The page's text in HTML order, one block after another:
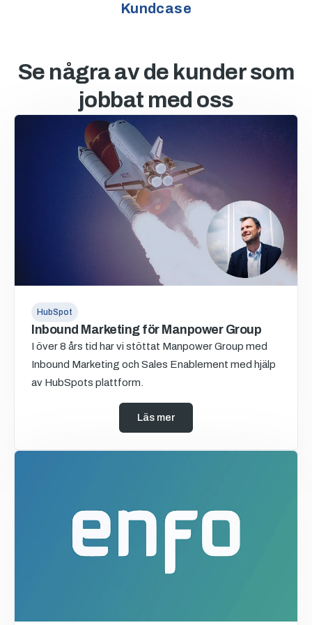
Kundcase
Se några av de kunder som
jobbat med oss
HubSpot
Inbound Marketing för Manpower Group
I över 8 års tid har vi stöttat Manpower Group med
Inbound Marketing och Sales Enablement med hjälp
av HubSpots plattform.
Läs mer